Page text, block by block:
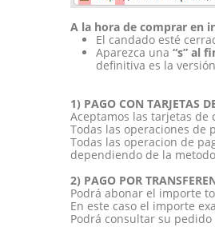
A la hora de comprar en
El candado esté
Aparezca una “s” al
definitiva es la versión
1) PAGO CON TARJETAS
Aceptamos las tarjetas de
Todas las operaciones de
Todas las operacion de
dependiendo de la
2) PAGO POR
Podrá abonar el importe
En este caso el importe
Podrá consultar su